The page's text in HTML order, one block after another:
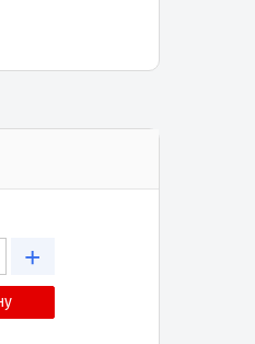
+